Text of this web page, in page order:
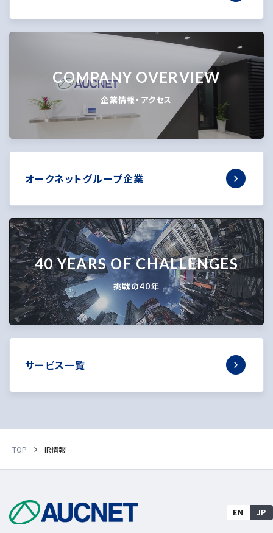
COMPANY OVERVIEW
企業情報・アクセス
オークネットグループ企業
40 YEARS OF CHALLENGES
挑戦の40年
サービス一覧
TOP IR情報
EN JP